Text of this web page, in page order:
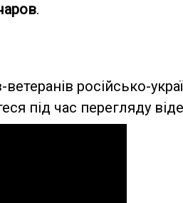
.
російсько-
під час перегляду